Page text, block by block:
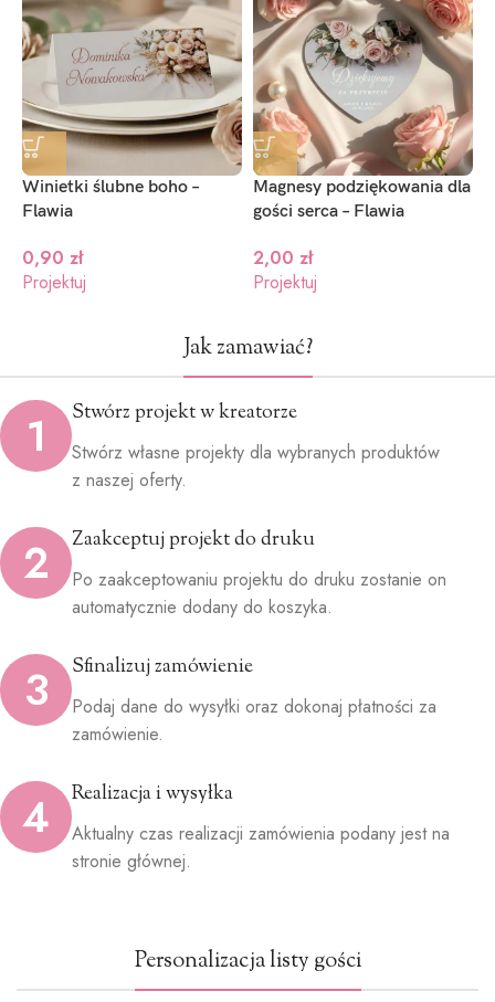
Ciemny
niebieski
(+1.2zł)
Ciemny
granat
(+1.2zł)
Jasno
zielony
(+1.2zł)
Winietki ślubne boho –
Flawia
0,90 zł
Projektuj
Magnesy podziękowania dla
gości serca – Flawia
2,00 zł
Projektuj
Jak zamawiać?
1 Stwórz projekt w kreatorze
Stwórz własne projekty dla wybranych produktów
z naszej oferty.
2 Zaakceptuj projekt do druku
Po zaakceptowaniu projektu do druku zostanie on
automatycznie dodany do koszyka.
3 Sfinalizuj zamówienie
Podaj dane do wysyłki oraz dokonaj płatności za
zamówienie.
4 Realizacja i wysyłka
Aktualny czas realizacji zamówienia podany jest na
stronie głównej.
Personalizacja listy gości